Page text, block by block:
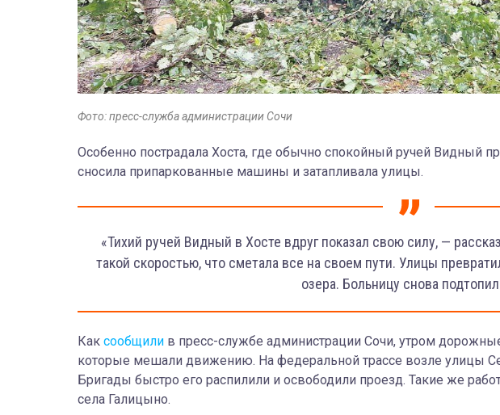
Фото: пресс-служба администрации Сочи
Особенно пострадала Хоста, где обычно спокойный ручей Видный
сносила припаркованные машины и затапливала улицы.
«Тихий ручей Видный в Хосте вдруг показал свою силу, —
такой скоростью, что сметала все на своем пути. Улицы
озера. Больницу снова
Как сообщили в пресс-службе администрации Сочи, утром
которые мешали движению. На федеральной трассе возле улицы
Бригады быстро его распилили и освободили проезд. Такие же
села Галицыно.